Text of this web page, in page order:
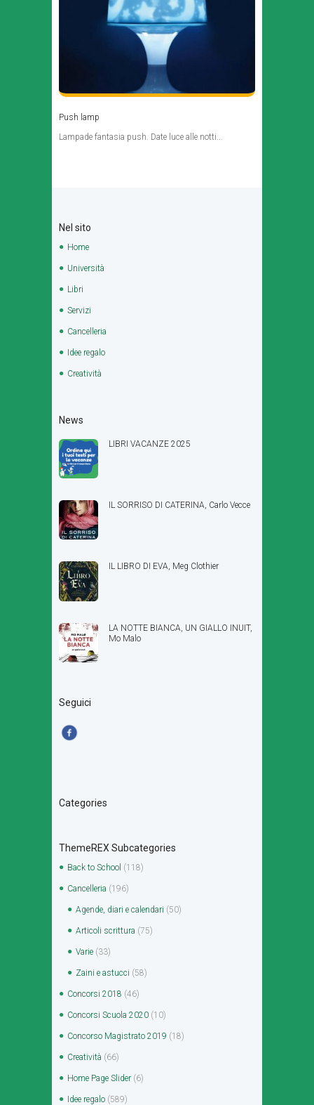
Push lamp
Lampade fantasia push. Date luce alle notti...
Nel sito
Home
Università
Libri
Servizi
Cancelleria
Idee regalo
Creatività
News
LIBRI VACANZE 2025
IL SORRISO DI CATERINA, Carlo Vecce
IL LIBRO DI EVA, Meg Clothier
LA NOTTE BIANCA, UN GIALLO INUIT,
Mo Malo
Seguici
Categories
ThemeREX Subcategories
Back to School (118)
Cancelleria (196)
Agende, diari e calendari (50)
Articoli scrittura (75)
Varie (33)
Zaini e astucci (58)
Concorsi 2018 (46)
Concorsi Scuola 2020 (10)
Concorso Magistrato 2019 (18)
Creatività (66)
Home Page Slider (6)
Idee regalo (589)